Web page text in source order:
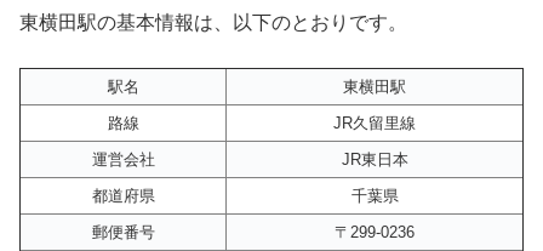
東横田駅の基本情報は、以下のとおりです。
駅名
東横田駅
路線
JR久留里線
運営会社
JR東日本
都道府県
千葉県
郵便番号
〒299-0236